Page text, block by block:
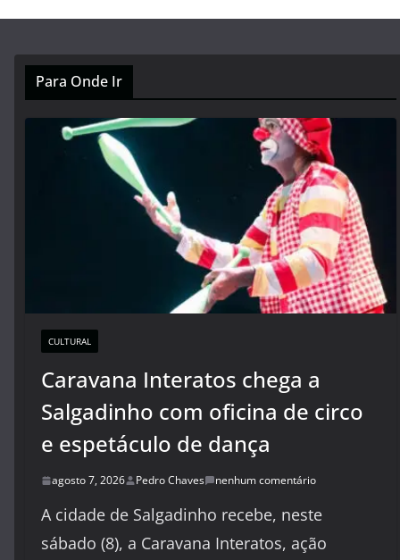
Para Onde Ir
CULTURAL
Caravana Interatos chega a
Salgadinho com oficina de circo
e espetáculo de dança
agosto 7, 2026 Pedro Chaves nenhum comentário
A cidade de Salgadinho recebe, neste
sábado (8), a Caravana Interatos, ação